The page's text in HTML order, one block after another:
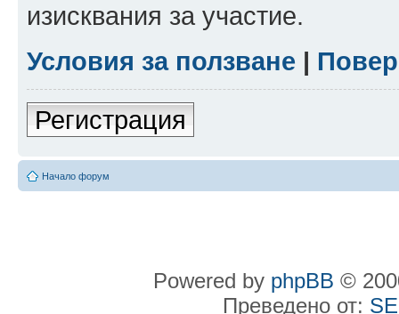
изисквания за участие.
Условия за ползване |
Регистрация
Начало форум
Powered by phpBB ©
Преведено от: